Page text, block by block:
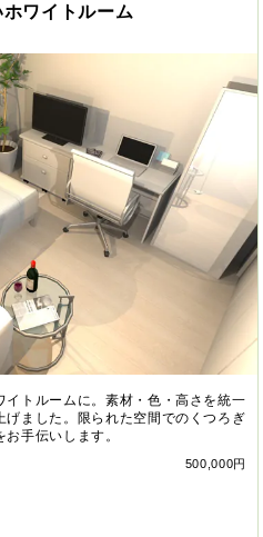
ワイトルーム
トルームに。素材・色・高さを統一
げました。限られた空間でのくつろぎ
手伝いします。
500,000円